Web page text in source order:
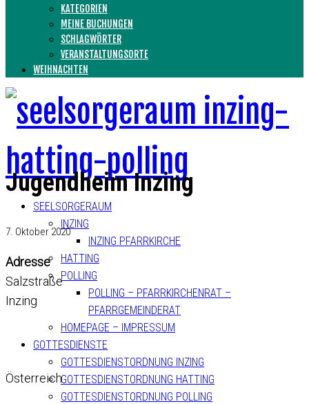
KATEGORIEN
MEINE BUCHUNGEN
SCHLAGWÖRTER
VERANSTALTUNGSORTE
WEIHNACHTEN
SEELSORGERAUM
INZING
INZING PFARRKIRCHE
HATTING
POLLING
POLLING – PFARRKIRCHENRAT –
PFARRGEMEINDERAT
HOMEPAGE – IMPRESSUM
GOTTESDIENSTE
GOTTESDIENSTORDNUNG INZING
GOTTESDIENSTORDNUNG HATTING
GOTTESDIENSTORDNUNG POLLING
Jugendheim Inzing
7. Oktober 2020
Adresse
Salzstraße
Inzing
Österreich